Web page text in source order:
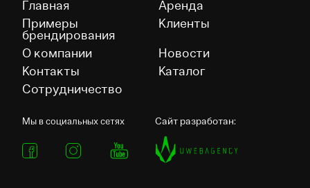
Главная
Аренда
Примеры
брендирования
Клиенты
О компании
Новости
Контакты
Каталог
Сотрудничество
Мы в социальных сетях Сайт разработан: